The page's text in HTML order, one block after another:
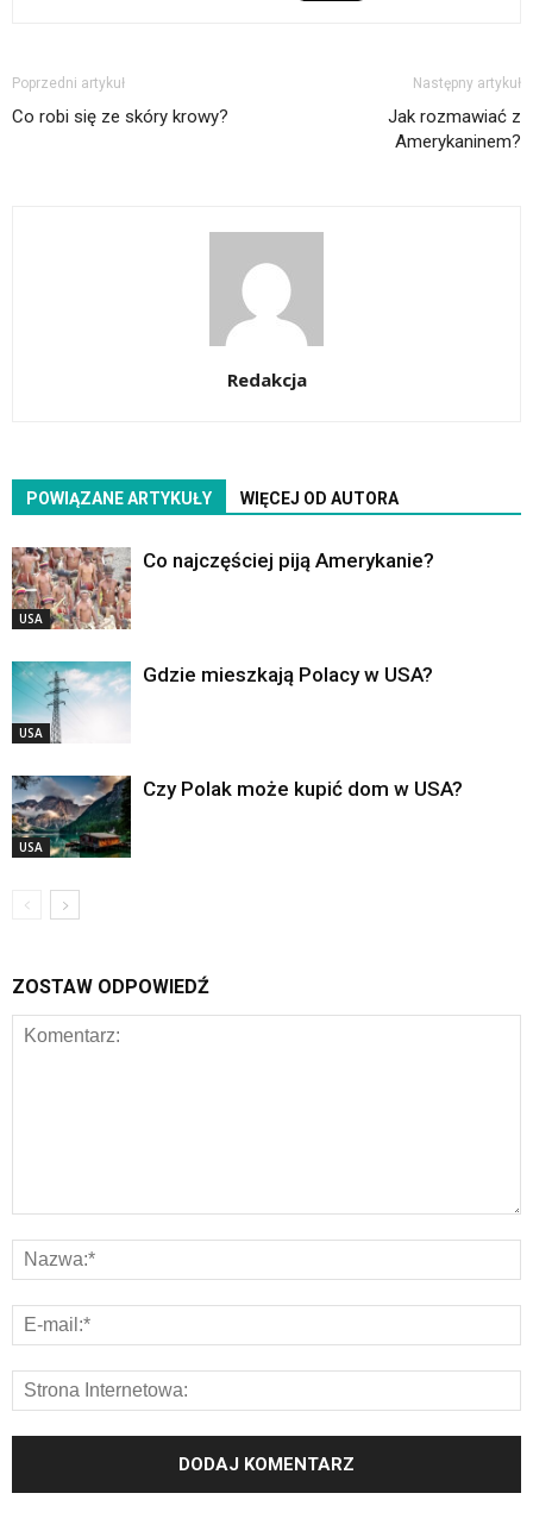
Poprzedni artykuł
Co robi się ze skóry krowy?
Następny artykuł
Jak rozmawiać z
Amerykaninem?
Redakcja
POWIĄZANE ARTYKUŁY WIĘCEJ OD AUTORA
USA
Co najczęściej piją Amerykanie?
USA
Gdzie mieszkają Polacy w USA?
USA
Czy Polak może kupić dom w USA?
ZOSTAW ODPOWIEDŹ